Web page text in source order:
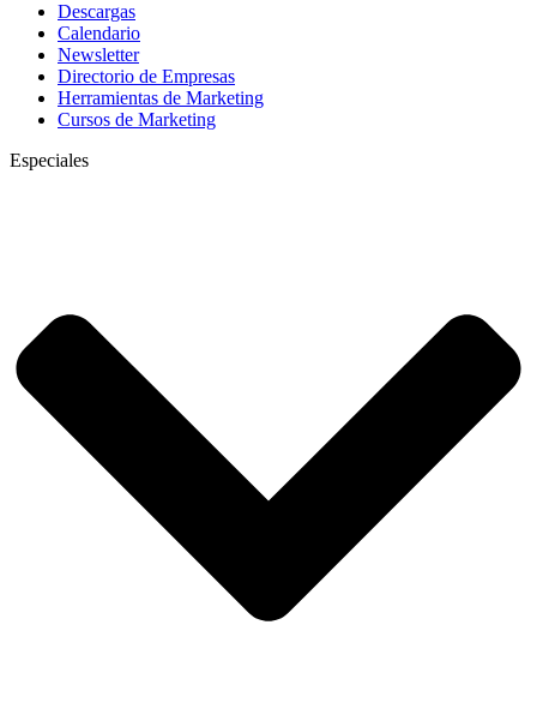
Descargas
Calendario
Newsletter
Directorio de Empresas
Herramientas de Marketing
Cursos de Marketing
Especiales